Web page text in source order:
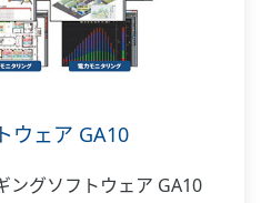
ウェア GA10
ングソフトウェア GA10